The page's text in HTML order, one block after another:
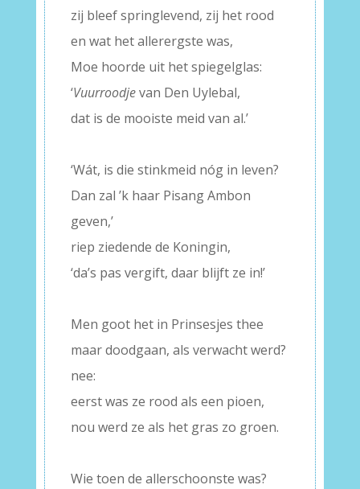
zij bleef springlevend, zij het rood
en wat het allerergste was,
Moe hoorde uit het spiegelglas:
‘Vuurroodjevan Den Uylebal,
dat is de mooiste meid van al.’
‘Wát, is die stinkmeid nóg in leven?
Dan zal ’k haar Pisang Ambon
geven,’
riep ziedende de Koningin,
‘da’s pas vergift, daar blijft ze in!’
Men goot het in Prinsesjes thee
maar doodgaan, als verwacht werd?
nee:
eerst was ze rood als een pioen,
nou werd ze als het gras zo groen.
Wie toen de allerschoonste was?